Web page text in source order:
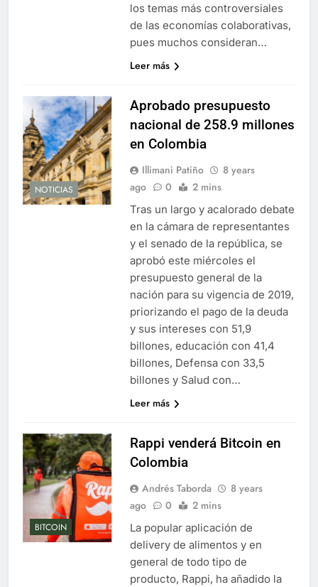
los temas más controversiales
de las economías colaborativas,
pues muchos consideran…
Leer más
NOTICIAS
Aprobado presupuesto
nacional de 258.9 millones
en Colombia
Illimani Patiño
8 years
ago
0 2 mins
Tras un largo y acalorado debate
en la cámara de representantes
y el senado de la república, se
aprobó este miércoles el
presupuesto general de la
nación para su vigencia de 2019,
priorizando el pago de la deuda
y sus intereses con 51,9
billones, educación con 41,4
billones, Defensa con 33,5
billones y Salud con…
Leer más
BITCOIN
Rappi venderá Bitcoin en
Colombia
Andrés Taborda
8 years
ago
0 2 mins
La popular aplicación de
delivery de alimentos y en
general de todo tipo de
producto, Rappi, ha añadido la